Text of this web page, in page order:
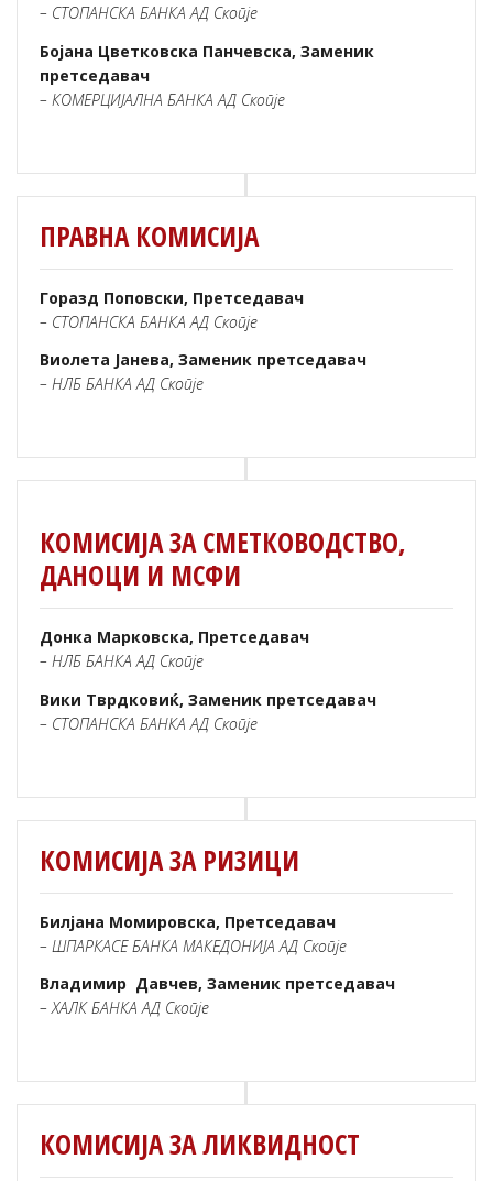
– СТОПАНСКА БАНКА АД Скопје
Бојана Цветковска Панчевска, Заменик
претседавач
– КОМЕРЦИЈАЛНА БАНКА АД Скопје
ПРАВНА КОМИСИЈА
Горазд Поповски, Претседавач
– СТОПАНСКА БАНКА АД Скопје
Виолета Јанева, Заменик претседавач
– НЛБ БАНКА АД Скопје
КОМИСИЈА ЗА СМЕТКОВОДСТВО,
ДАНОЦИ И МСФИ
Донка Марковска, Претседавач
– НЛБ БАНКА АД Скопје
Вики Тврдковиќ, Заменик претседавач
– СТОПАНСКА БАНКА АД Скопје
КОМИСИЈА ЗА РИЗИЦИ
Билјана Момировска, Претседавач
– ШПАРКАСЕ БАНКА МАКЕДОНИЈА АД Скопје
Владимир Давчев, Заменик претседавач
– ХАЛК БАНКА АД Скопје
КОМИСИЈА ЗА ЛИКВИДНОСТ